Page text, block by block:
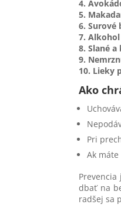
4.
5.
6. Surové
7.
8. Slané
9.
10. Lieky
Ako
Pri
Ak
dbať na
radšej sa